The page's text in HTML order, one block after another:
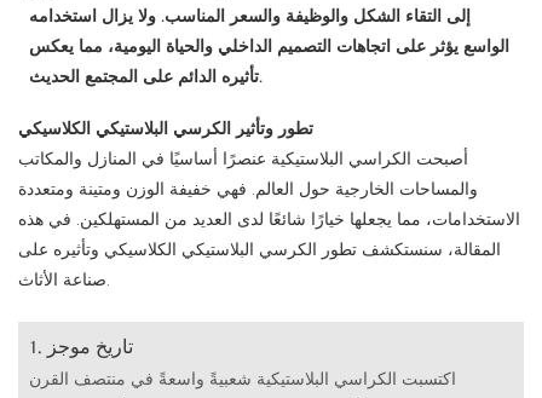
إلى التقاء الشكل والوظيفة والسعر المناسب. ولا يزال استخدامه
الواسع يؤثر على اتجاهات التصميم الداخلي والحياة اليومية، مما يعكس
تأثيره الدائم على المجتمع الحديث.
تطور وتأثير الكرسي البلاستيكي الكلاسيكي
أصبحت الكراسي البلاستيكية عنصرًا أساسيًا في المنازل والمكاتب
والمساحات الخارجية حول العالم. فهي خفيفة الوزن ومتينة ومتعددة
الاستخدامات، مما يجعلها خيارًا شائعًا لدى العديد من المستهلكين. في هذه
المقالة، سنستكشف تطور الكرسي البلاستيكي الكلاسيكي وتأثيره على
1. تاريخ موجز
اكتسبت الكراسي البلاستيكية شعبيةً واسعةً في منتصف القرن